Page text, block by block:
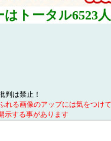
トータル6523
判は禁止！
れる画像のアップには気をつけ
示する事があります